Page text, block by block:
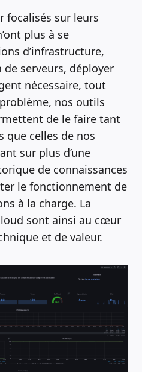
focalisés sur leurs
plus à se
d’infrastructure,
serveurs, déployer
nécessaire, tout
nos outils
de le faire tant
que celles de nos
sur plus d’une
de connaissances
le fonctionnement de
à la charge. La
sont ainsi au cœur
et de valeur.